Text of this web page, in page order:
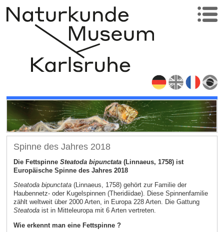
Spinne des Jahres 2018
Die Fettspinne Steatoda bipunctata(Linnaeus, 1758) ist
Europäische Spinne des Jahres 2018
Steatoda bipunctata(Linnaeus, 1758) gehört zur Familie der
Haubennetz- oder Kugelspinnen (Theridiidae). Diese Spinnenfamilie
zählt weltweit über 2000 Arten, in Europa 228 Arten. Die Gattung
Steatodaist in Mitteleuropa mit 6 Arten vertreten.
Wie erkennt man eine Fettspinne ?